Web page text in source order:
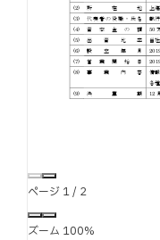
ページ 1/ 2
ズーム 100%